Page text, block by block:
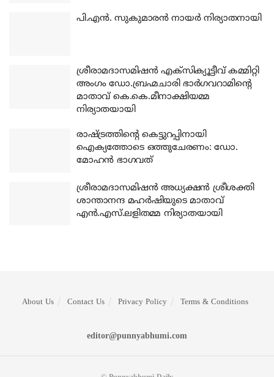
പി.എന്‍. സുകുമാരന്‍ നായര്‍ നിര്യാതനായി
ശ്രീരാമദാസമിഷന്‍ എക്‌സിക്യൂട്ടീവ് കമ്മിറ്റി
അംഗം ഡോ.ബ്രഹ്മചാരി ഭാര്‍ഗവറാമിന്റെ
മാതാവ് കെ.കെ.മീനാക്ഷിയമ്മ
നിര്യാതയായി
രാഷ്ട്രത്തിന്റെ കെട്ടുറപ്പിനായി
ഐക്യത്തോടെ ഒത്തുചേരണം: ഡോ.
മോഹന്‍ ഭാഗവത്
ശ്രീരാമദാസമിഷന്‍ അധ്യക്ഷന്‍ ശ്രീശക്തി
ശാന്താനന്ദ മഹര്‍ഷിയുടെ മാതാവ്
എന്‍.എസ്.ലളിതമ്മ നിര്യാതയായി
About Us Contact Us Privacy Policy Terms & Conditions
editor@punnyabhumi.com